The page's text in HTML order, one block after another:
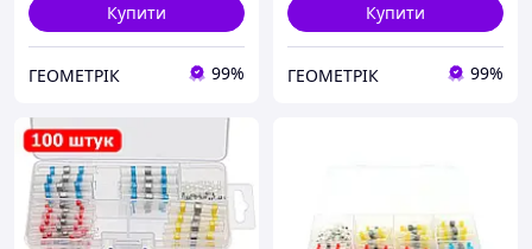
Купити
ГЕОМЕТРІК 99%
Купити
ГЕОМЕТРІК 99%